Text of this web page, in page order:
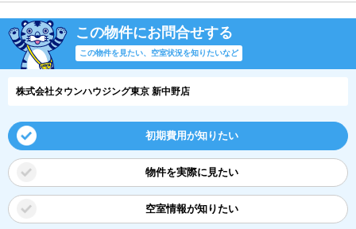
この物件にお問合せする
この物件を見たい、空室状況を知りたいなど
株式会社タウンハウジング東京 新中野店
初期費用が知りたい
物件を実際に見たい
空室情報が知りたい